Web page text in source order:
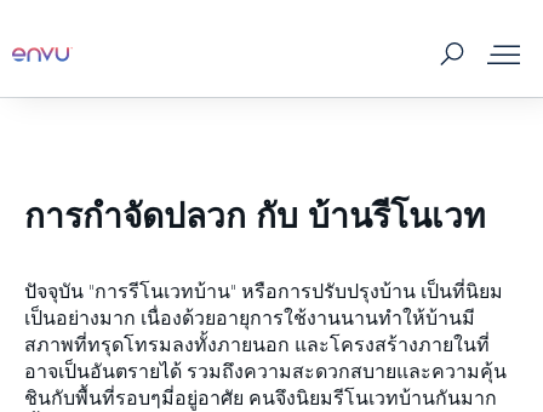
ศัตรูและแมลงพาหะ
สถานที่จัดจำหน่าย
สาระน่ารู้
การกำจัดปลวก กับ บ้านรีโนเวท
ปัจจุบัน "การรีโนเวทบ้าน" หรือการปรับปรุงบ้าน เป็นที่นิยม
เป็นอย่างมาก เนื่องด้วยอายุการใช้งานนานทำให้บ้านมี
สภาพที่ทรุดโทรมลงทั้งภายนอก และโครงสร้างภายในที่
อาจเป็นอันตรายได้ รวมถึงความสะดวกสบายและความคุ้น
ชินกับพื้นที่รอบๆมี่อยู่อาศัย คนจึงนิยมรีโนเวทบ้านกันมาก